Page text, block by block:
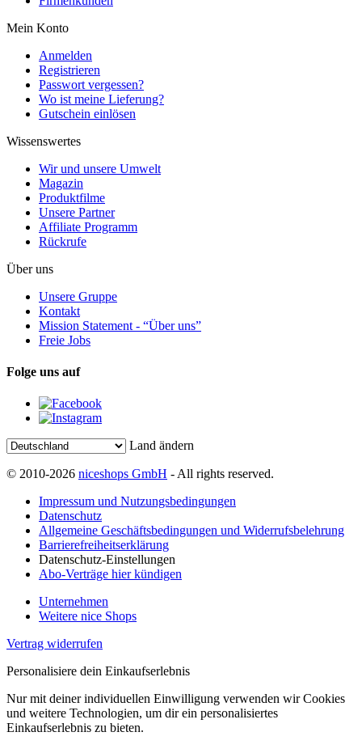
Mein Konto
Anmelden
Registrieren
Passwort vergessen?
Wo ist meine Lieferung?
Gutschein einlösen
Wissenswertes
Wir und unsere Umwelt
Magazin
Produktfilme
Unsere Partner
Affiliate Programm
Rückrufe
Über uns
Unsere Gruppe
Kontakt
Mission Statement - “Über uns”
Freie Jobs
Folge uns auf
Land ändern
© 2010-2026 niceshops GmbH - All rights reserved.
Impressum und Nutzungsbedingungen
Datenschutz
Allgemeine Geschäftsbedingungen und Widerrufsbelehrung
Barrierefreiheitserklärung
Datenschutz-Einstellungen
Abo-Verträge hier kündigen
Unternehmen
Weitere nice Shops
Vertrag widerrufen
Personalisiere dein Einkaufserlebnis
Nur mit deiner individuellen Einwilligung verwenden wir Cookies
und weitere Technologien, um dir ein personalisiertes
Einkaufserlebnis zu bieten.